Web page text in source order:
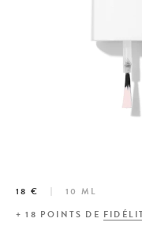
18 € 10 ML
+18 POINTS DE